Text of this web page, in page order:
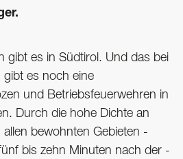
gibt es in Südtirol. Und das bei
gibt es noch eine
und Betriebsfeuerwehren in
Durch die hohe Dichte an
allen bewohnten Gebieten
bis zehn Minuten nach der